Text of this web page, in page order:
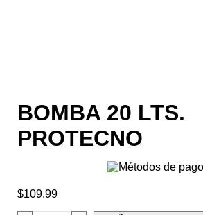
BOMBA 20 LTS.
PROTECNO
$109.99